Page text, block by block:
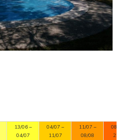
13/06 –
04/07
04/07 –
11/07
11/07 –
08/08
08/
22/